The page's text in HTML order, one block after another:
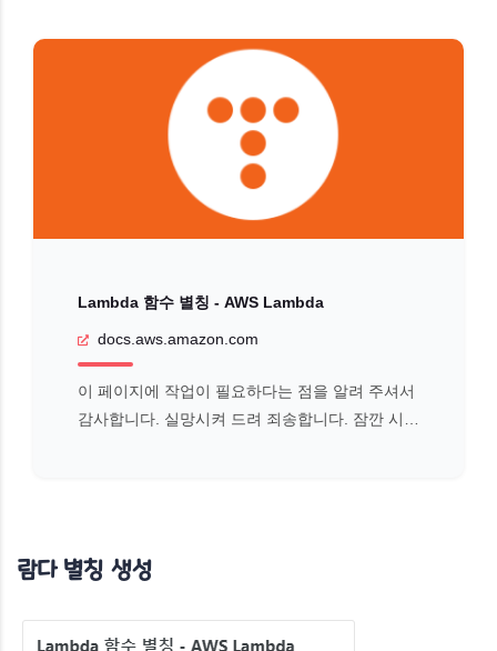
Lambda 함수 별칭 - AWS Lambda
docs.aws.amazon.com
이 페이지에 작업이 필요하다는 점을 알려 주셔서
감사합니다. 실망시켜 드려 죄송합니다. 잠깐 시간
람다 별칭 생성